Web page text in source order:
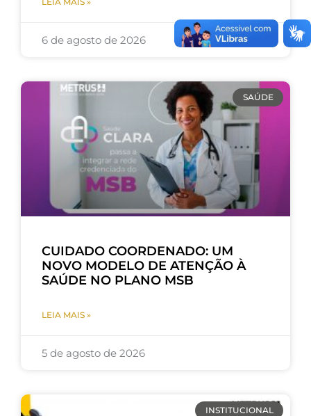
6 de agosto de 2026
SAÚDE
CUIDADO COORDENADO: UM
NOVO MODELO DE ATENÇÃO À
SAÚDE NO PLANO MSB
LEIA MAIS »
5 de agosto de 2026
INSTITUCIONAL